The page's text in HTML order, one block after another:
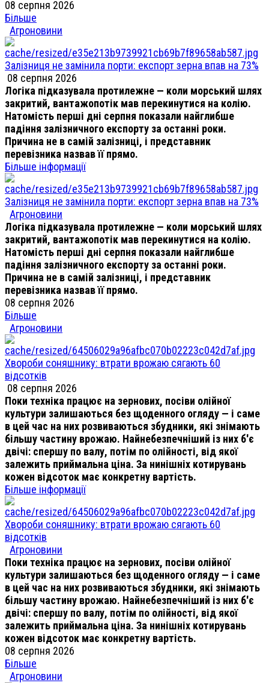
08 серпня 2026
Більше
Агроновини
Залізниця не замінила порти: експорт зерна впав на 73%
08 серпня 2026
Логіка підказувала протилежне — коли морський шлях
закритий, вантажопотік мав перекинутися на колію.
Натомість перші дні серпня показали найглибше
падіння залізничного експорту за останні роки.
Причина не в самій залізниці, і представник
перевізника назвав її прямо.
Більше інформації
Залізниця не замінила порти: експорт зерна впав на 73%
Агроновини
Логіка підказувала протилежне — коли морський шлях
закритий, вантажопотік мав перекинутися на колію.
Натомість перші дні серпня показали найглибше
падіння залізничного експорту за останні роки.
Причина не в самій залізниці, і представник
перевізника назвав її прямо.
08 серпня 2026
Більше
Агроновини
Хвороби соняшнику: втрати врожаю сягають 60
відсотків
08 серпня 2026
Поки техніка працює на зернових, посіви олійної
культури залишаються без щоденного огляду — і саме
в цей час на них розвиваються збудники, які знімають
більшу частину врожаю. Найнебезпечніший із них б'є
двічі: спершу по валу, потім по олійності, від якої
залежить приймальна ціна. За нинішніх котирувань
кожен відсоток має конкретну вартість.
Більше інформації
Хвороби соняшнику: втрати врожаю сягають 60
відсотків
Агроновини
Поки техніка працює на зернових, посіви олійної
культури залишаються без щоденного огляду — і саме
в цей час на них розвиваються збудники, які знімають
більшу частину врожаю. Найнебезпечніший із них б'є
двічі: спершу по валу, потім по олійності, від якої
залежить приймальна ціна. За нинішніх котирувань
кожен відсоток має конкретну вартість.
08 серпня 2026
Більше
Агроновини